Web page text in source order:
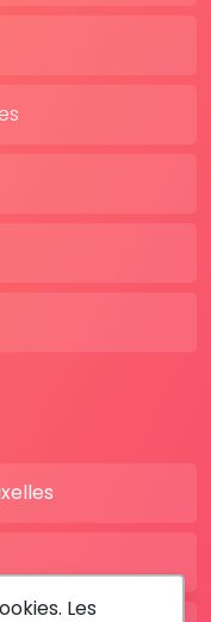
Les